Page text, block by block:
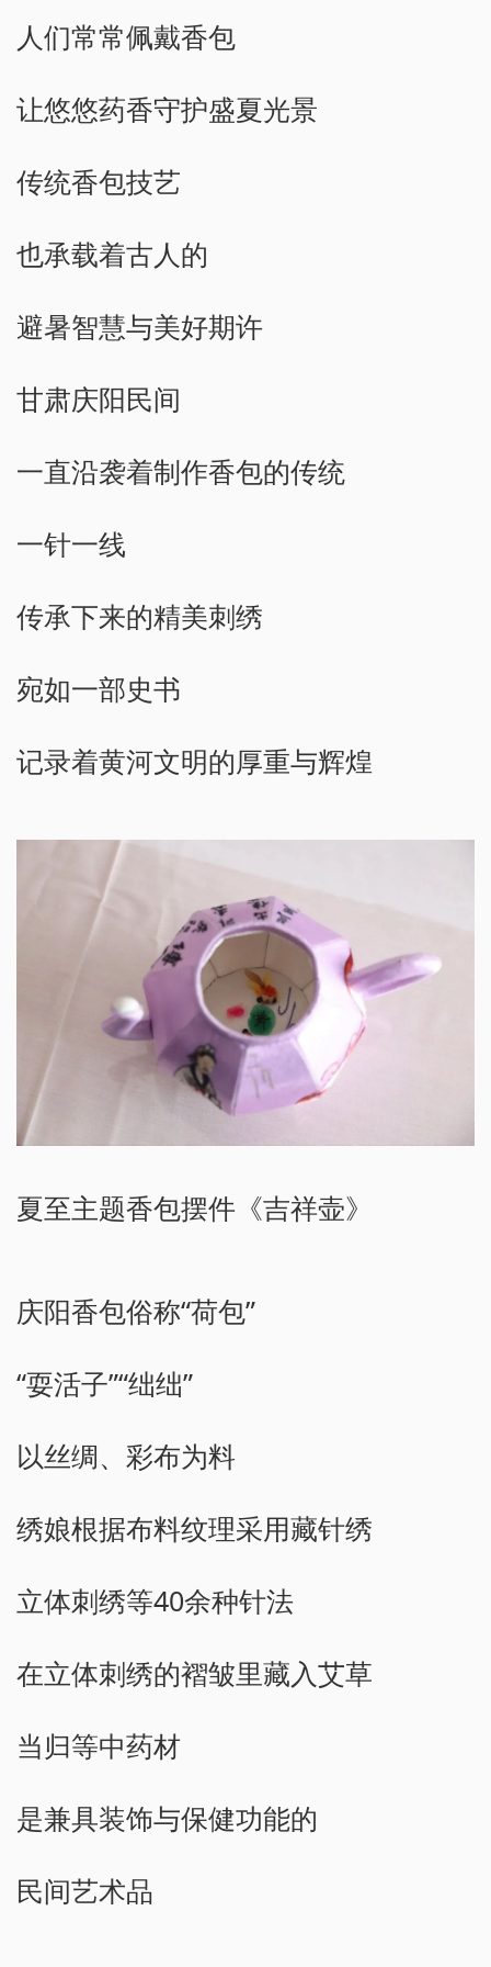
人们常常佩戴香包
让悠悠药香守护盛夏光景
传统香包技艺
也承载着古人的
避暑智慧与美好期许
甘肃庆阳民间
一直沿袭着制作香包的传统
一针一线
传承下来的精美刺绣
宛如一部史书
记录着黄河文明的厚重与辉煌
夏至主题香包摆件《吉祥壶》
庆阳香包俗称“荷包”
“耍活子”“绌绌”
以丝绸、彩布为料
绣娘根据布料纹理采用藏针绣
立体刺绣等40余种针法
在立体刺绣的褶皱里藏入艾草
当归等中药材
是兼具装饰与保健功能的
民间艺术品